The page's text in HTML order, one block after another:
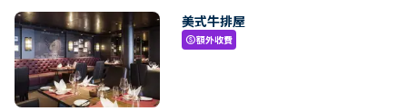
美式牛排屋
paid額外收費